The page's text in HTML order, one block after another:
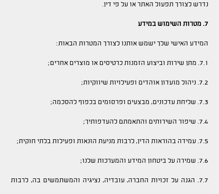
נדרש לצורך תפעול האתר או על פי דין.
7. מטרות השימוש במידע
המידע האישי שלך ישמש אותנו לצורך המטרות הבאות:
7.1. מתן שירות וביצוע הזמנות כרטיסים או מוצרים אחרים;
7.2. ניהול מועדון אוהדים ופעילויות שיווקיות;
7.3. שליחת עדכונים, מבצעים ופרסומים בכפוף להסכמה;
7.4. שיפור השירותים והתאמתם להעדפותיך;
7.5. עמידה בהוראות הדין, לרבות מניעת הונאות ופעילות בלתי חוקית;
7.6. שמירה על ביטחון המידע והמערכות שלנו;
7.7. הגנה על זכויות החברה, עובדיה, נציגיה והמשתמשים בה, לרבות